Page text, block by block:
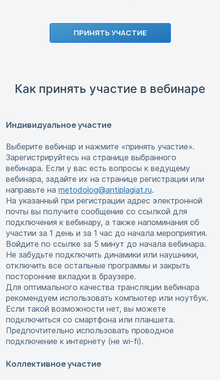
ПРИНЯТЬ УЧАСТИЕ
Как принять участие в вебинаре
Индивидуальное участие
Выберите вебинар и нажмите «принять участие».
Зарегистрируйтесь на странице выбранного
вебинара. Если у вас есть вопросы к ведущему
вебинара, задайте их на странице регистрации или
направьте на metodolog@antiplagiat.ru.
На указанный при регистрации адрес электронной
почты вы получите сообщение со ссылкой для
подключения к вебинару, а также напоминания об
участии за 1 день и за 1 час до начала мероприятия.
Войдите по ссылке за 5 минут до начала вебинара.
Не забудьте подключить динамики или наушники,
отключить все остальные программы и закрыть
посторонние вкладки в браузере.
Для оптимального качества трансляции вебинара
рекомендуем использовать компьютер или ноутбук.
Если такой возможности нет, вы можете
подключиться со смартфона или планшета.
Предпочтительно использовать проводное
подключение к интернету (не wi-fi).
Коллективное участие